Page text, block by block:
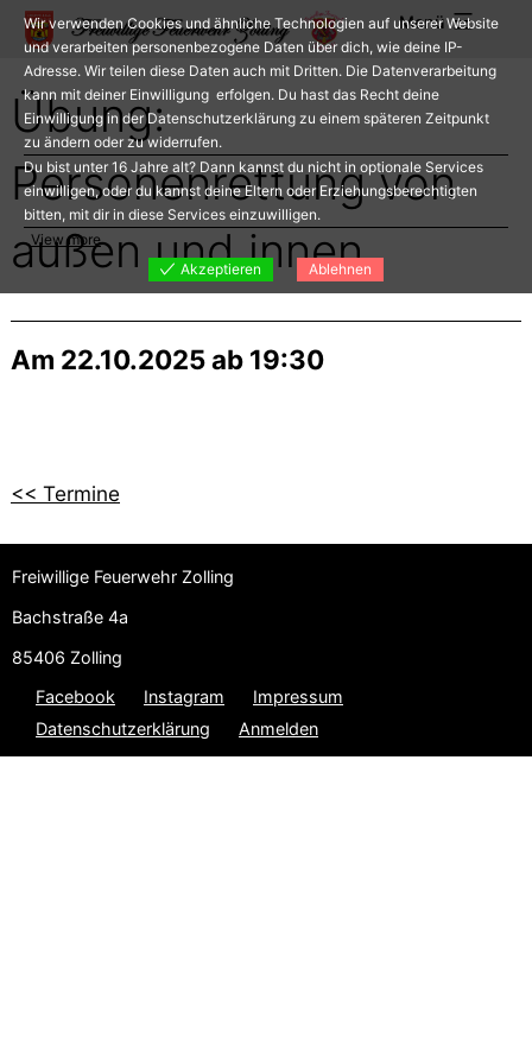
Zum
Inhalt
springen
Menü
Übung:
Personenrettung von
außen und innen
Am 22.10.2025 ab 19:30
<< Termine
Freiwillige Feuerwehr Zolling
Bachstraße 4a
85406 Zolling
Facebook
Instagram
Impressum
Datenschutzerklärung
Anmelden
Wir verwenden Cookies und ähnliche Technologien auf unserer Website
und verarbeiten personenbezogene Daten über dich, wie deine IP-
Adresse. Wir teilen diese Daten auch mit Dritten. Die Datenverarbeitung
kann mit deiner Einwilligung erfolgen. Du hast das Recht deine
Einwilligung in der Datenschutzerklärung zu einem späteren Zeitpunkt
zu ändern oder zu widerrufen.
Du bist unter 16 Jahre alt? Dann kannst du nicht in optionale Services
einwilligen, oder du kannst deine Eltern oder Erziehungsberechtigten
bitten, mit dir in diese Services einzuwilligen.
View more
Akzeptieren
Ablehnen